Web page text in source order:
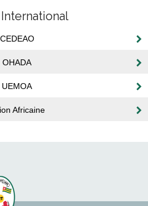
CEDEAO
OHADA
UEMOA
Africaine